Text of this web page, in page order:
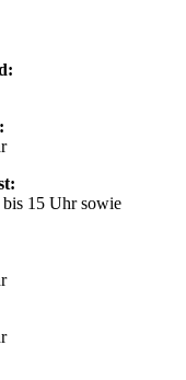
15 Uhr sowie